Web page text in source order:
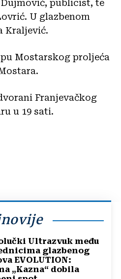
publicist, te
U glazbenom
Kraljević.
Mostarskog proljeća
Franjevačkog
u 19 sati.
Ultrazvuk među
glazbenog
EVOLUTION:
„Kazna“ dobila